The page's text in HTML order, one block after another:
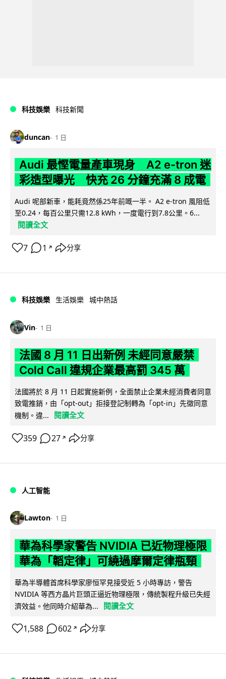
科技娛樂 科技新聞
duncan 1 日
Audi 最慳電量產車現身 A2 e-tron 迷
彩造型曝光 快充 26 分鐘充滿 8 成電
Audi 呢部新車，能耗竟然係25年前嘅一半。 A2 e-tron 風阻低
至0.24，每百公里只需12.8 kWh，一度電行到7.8公里。6...
閱讀全文
7 1 ↗ 分享
科技娛樂 生活娛樂 城中熱話
Vin 1 日
法國 8 月 11 日出新例 未經同意嚴禁
Cold Call 違規企業最高罰 345 萬
法國將於 8 月 11 日起實施新例，全面禁止企業未經消費者同意
致電推銷，由「opt-out」拒接登記制轉為「opt-in」先徵同意
機制。違...
閱讀全文
359 27 ↗ 分享
人工智能
Lawton 1 日
華為科學家警告 NVIDIA 已近物理極限
華為「韜定律」可繞過摩爾定律瓶頸
華為半導體首席科學家廖恒罕見接受近 5 小時專訪，警告
NVIDIA 等西方晶片巨頭正逼近物理極限，傳統製程升級已失經
濟效益。他同時介紹華為...
閱讀全文
1,588 602 ↗ 分享